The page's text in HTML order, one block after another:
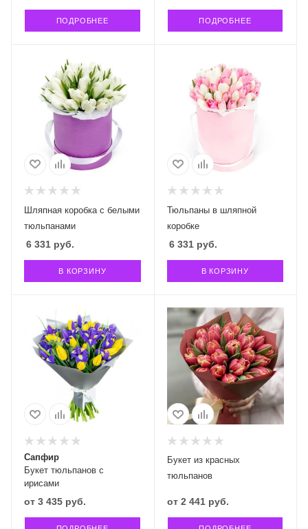
ПОДРОБНЕЕ ПОДРОБНЕЕ
Шляпная коробка с белыми
тюльпанами
6 331 руб.
В КОРЗИНУ
Тюльпаны в шляпной
коробке
6 331руб.
В КОРЗИНУ
Букет тюльпанов с
ирисами
Сапфир
от 3 435 руб.
Букет из красных
тюльпанов
от 2 441 руб.